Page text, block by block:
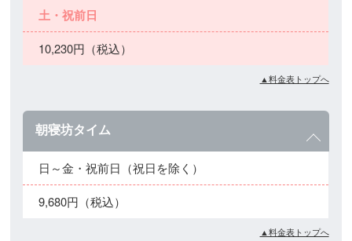
土・祝前日
10,230円（税込）
▲料金表トップへ
朝寝坊タイム
日～金・祝前日（祝日を除く）
9,680円（税込）
▲料金表トップへ